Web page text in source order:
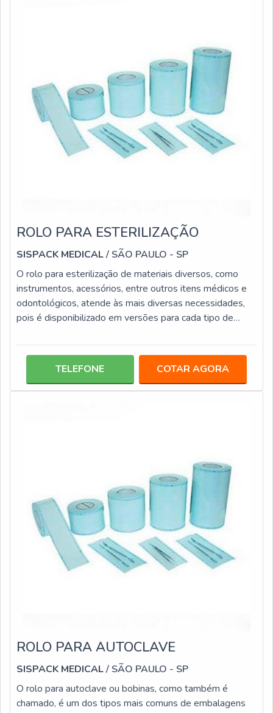
ROLO PARA ESTERILIZAÇÃO
SISPACK MEDICAL/ SÃO PAULO - SP
O rolo para esterilização de materiais diversos, como
instrumentos, acessórios, entre outros itens médicos e
odontológicos, atende às mais diversas necessidades,
pois é disponibilizado em versões para cada tipo de
de hidrogênio; Óxido de etileno.Os rolos para
filme multilaminado ou bilaminado, que são inseridos em
camadas sobre o papel. Este tipo de embalagem conta
TELEFONE COTAR AGORA
ROLO PARA AUTOCLAVE
SISPACK MEDICAL/ SÃO PAULO - SP
O rolo para autoclave ou bobinas, como também é
chamado, é um dos tipos mais comuns de embalagens